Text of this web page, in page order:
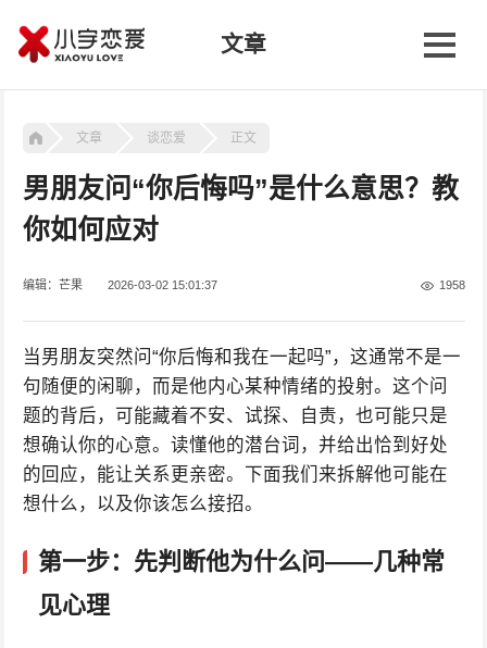
文章
文章 谈恋爱 正文
男朋友问“你后悔吗”是什么意思？教
你如何应对
编辑：芒果 2026-03-02 15:01:37 1958
当男朋友突然问“你后悔和我在一起吗”，这通常不是一
句随便的闲聊，而是他内心某种情绪的投射。这个问
题的背后，可能藏着不安、试探、自责，也可能只是
想确认你的心意。读懂他的潜台词，并给出恰到好处
的回应，能让关系更亲密。下面我们来拆解他可能在
想什么，以及你该怎么接招。
第一步：先判断他为什么问——几种常
见心理